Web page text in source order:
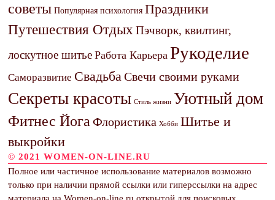
советы Популярная психология Праздники
Путешествия Отдых Пэчворк, квилтинг,
лоскутное шитье Работа Карьера Рукоделие
Саморазвитие Свадьба Свечи своими руками
Секреты красоты Стиль жизни Уютный дом
Фитнес Йога Флористика Хобби Шитье и
выкройки
© 2021 WOMEN-ON-LINE.RU
Полное или частичное использование материалов возможно
только при наличии прямой ссылки или гиперссылки на адрес